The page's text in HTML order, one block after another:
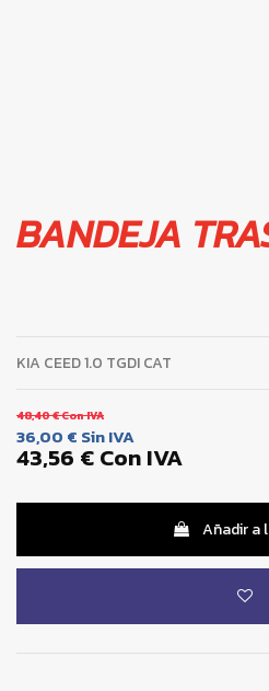
BANDEJA
KIA CEED 1.0 TGDI CAT
48,40 €Con IVA
36,00 € Sin IVA
43,56 €Con IVA
Añadir a